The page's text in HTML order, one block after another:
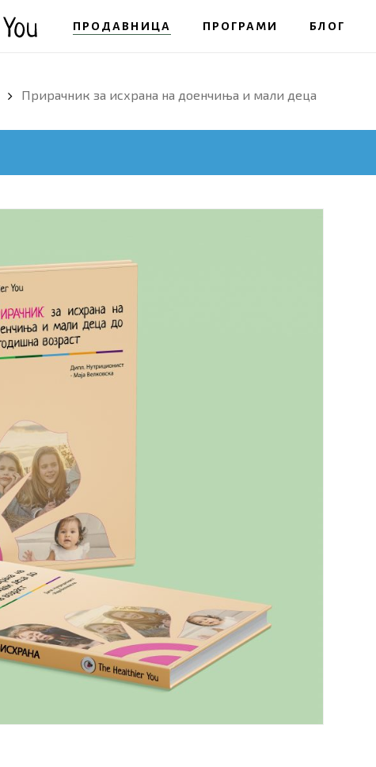
ПРОДАВНИЦА ПРОГРАМИ БЛОГ
Прирачник за исхрана на доенчиња и мали деца